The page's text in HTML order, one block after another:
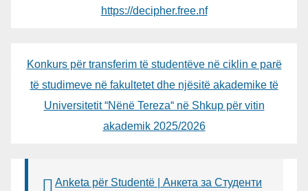
https://decipher.free.nf
Konkurs për transferim të studentëve në ciklin e parë
të studimeve në fakultetet dhe njësitë akademike të
Universitetit “Nënë Tereza“ në Shkup për vitin
akademik 2025/2026
Anketa për Studentë | Анкета за Студенти